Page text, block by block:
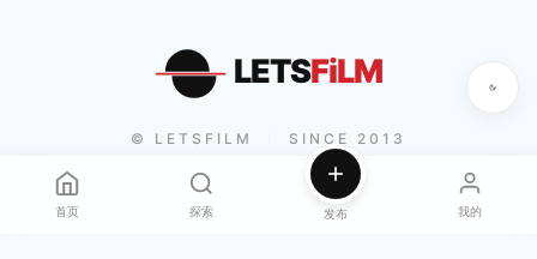
LETSFiLM
© LETSFILM SINCE 2013
首页 探索 发布 我的